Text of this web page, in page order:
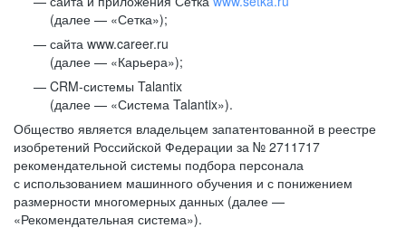
(далее — «Сетка»);
сайта www.career.ru
(далее — «Карьера»);
CRM-системы Talantix
(далее — «Система Talantix»).
Общество является владельцем запатентованной в реестре
изобретений Российской Федерации за № 2711717
рекомендательной системы подбора персонала
с использованием машинного обучения и с понижением
размерности многомерных данных (далее —
«Рекомендательная система»).